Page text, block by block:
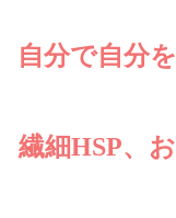
自分で自分
繊細HSP、